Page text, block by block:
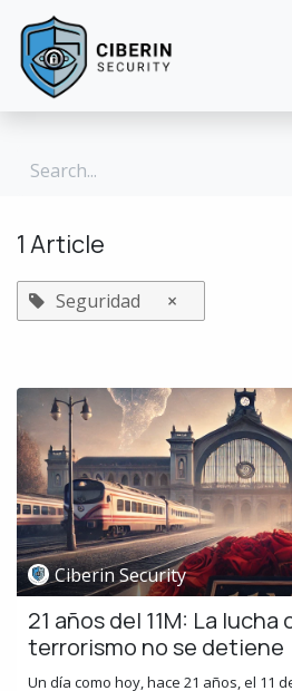
Skip to Content
1 Article
Seguridad ×
Ciberin Security
21 años del 11M: La lucha
terrorismo no se detiene
Un día como hoy, hace 21 años, el 11